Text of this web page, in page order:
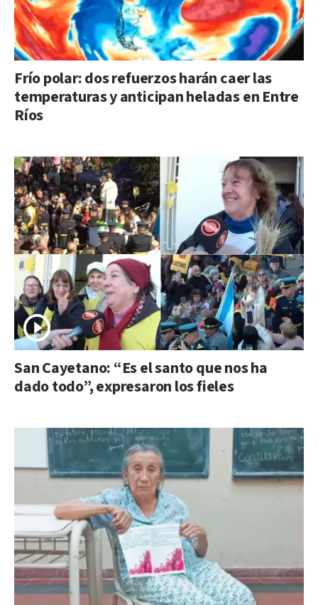
Frío polar: dos refuerzos harán caer las
temperaturas y anticipan heladas en Entre
Ríos
San Cayetano: “Es el santo que nos ha
dado todo”, expresaron los fieles